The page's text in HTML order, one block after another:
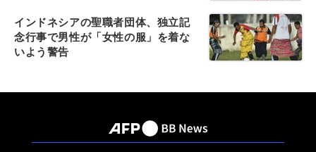
インドネシアの聖職者団体、独立記
念行事で男性が「女性の服」を着な
いよう警告